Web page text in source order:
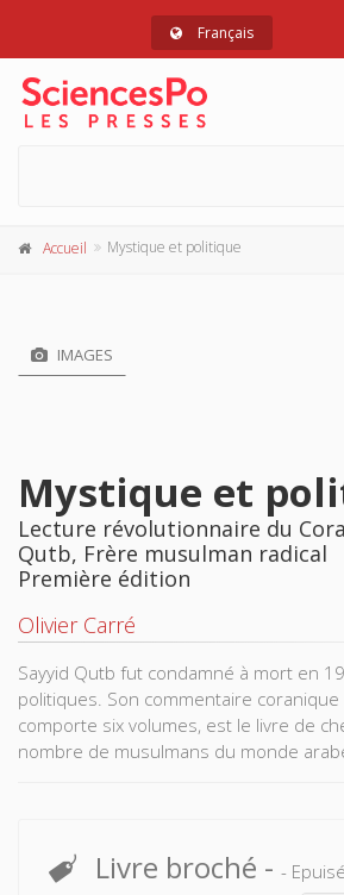
Français
Accueil Mystique et politique
IMAGES
Mystique et
Lecture révolutionnaire du
Qutb, Frère musulman radical
Première édition
Olivier Carré
Sayyid Qutb fut condamné à mort en
politiques. Son commentaire coranique
comporte six volumes, est le livre de
nombre de musulmans du monde
sur quelques déclarations ou actions
utilisant une méthode de lecture
Livre broché - - Epuisé